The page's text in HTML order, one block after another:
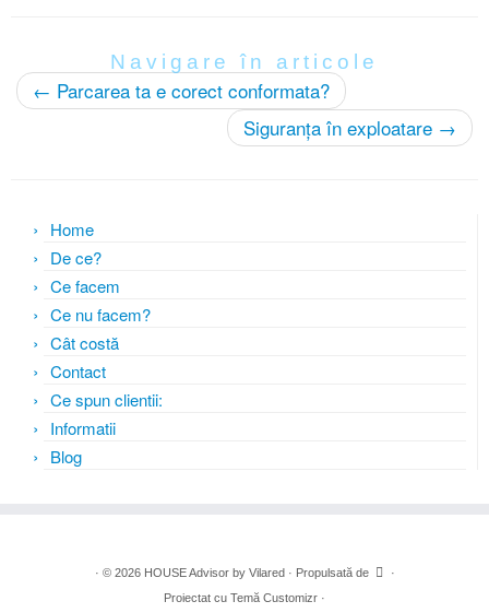
Navigare în articole
← Parcarea ta e corect conformata?
Siguranța în exploatare →
Home
De ce?
Ce facem
Ce nu facem?
Cât costă
Contact
Ce spun clientii:
Informatii
Blog
· © 2026 HOUSE Advisor by Vilared· Propulsată de
·
Proiectat cu Temă Customizr ·